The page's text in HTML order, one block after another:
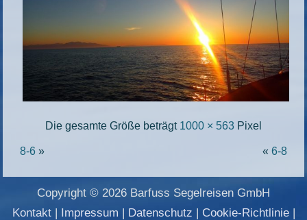
Die gesamte Größe beträgt 1000 × 563 Pixel
8-6 » « 6-8
Copyright © 2026 Barfuss Segelreisen GmbH
Kontakt| Impressum | Datenschutz | Cookie-Richtlinie|